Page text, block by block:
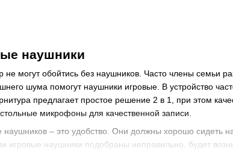
наушники
не могут обойтись без наушников. Часто члены семьи
шума помогут наушники игровые . В устройство
предлагает простое решение 2 в 1, при этом
микрофоны для качественной записи.
наушников – это удобство. Они должны хорошо сидеть
игровые наушники подобраны неправильно, будет